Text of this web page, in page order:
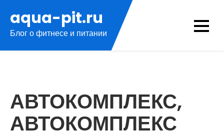
содержимому
aqua-pit.ru
Блог о фитнесе и питании
АВТОКОМПЛЕКС,
АВТОКОМПЛЕКС